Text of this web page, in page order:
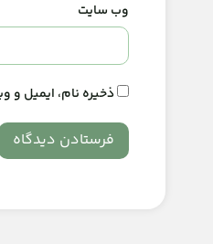
وب‌ سایت
ذخیره نام، ایمیل و